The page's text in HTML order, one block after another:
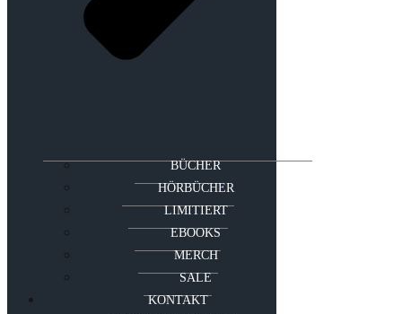
BÜCHER
HÖRBÜCHER
LIMITIERT
EBOOKS
MERCH
SALE
KONTAKT